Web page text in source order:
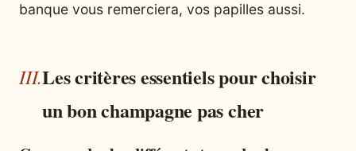
banque vous remerciera, vos papilles aussi.
Les critères essentiels pour choisir
un bon champagne pas cher